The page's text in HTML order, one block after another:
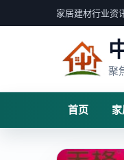
家居建材行业资
聚
首页